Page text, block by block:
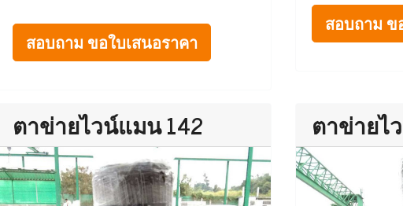
สอบถาม ขอใบเสนอราคา
สอบถาม ข
ตาข่ายไวน์แมน 142 ตาข่ายไ